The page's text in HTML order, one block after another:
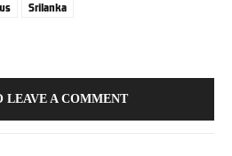
Srilanka
LEAVE A COMMENT